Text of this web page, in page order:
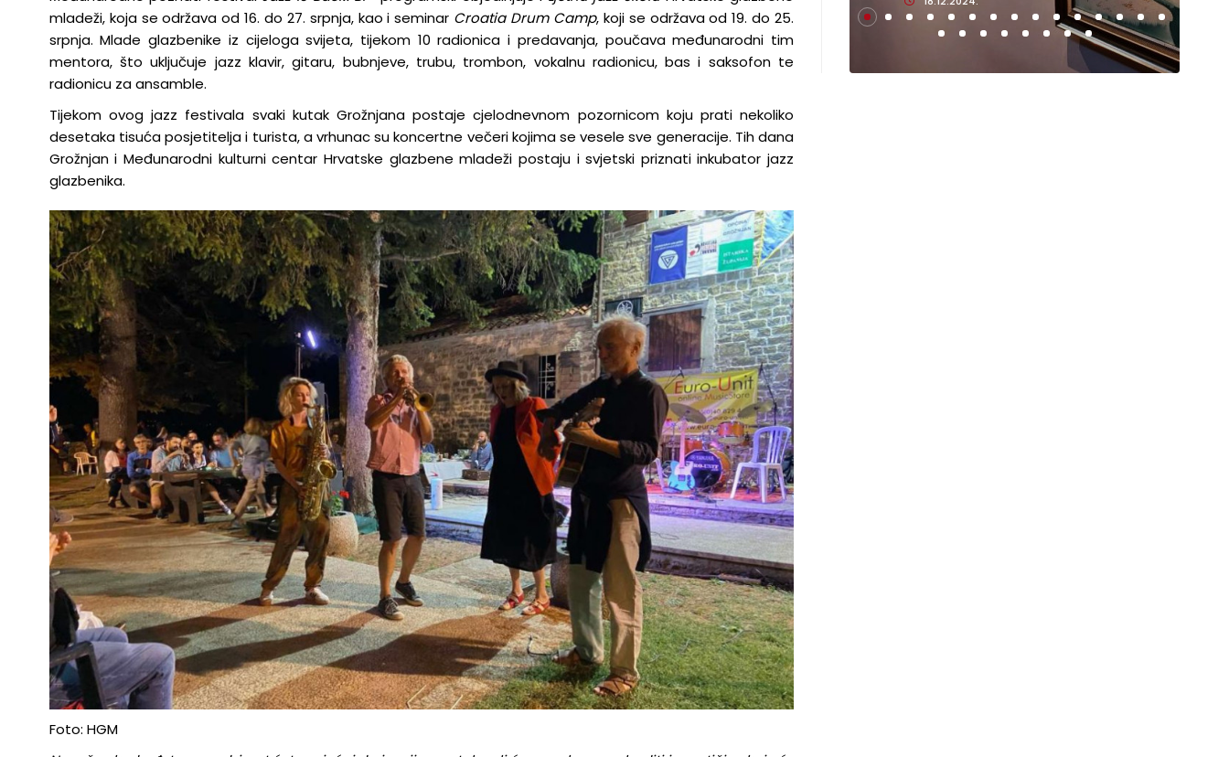
mladeži, koja se održava od 16. do 27. srpnja, kao i seminar Croatia Drum Camp, koji se održava od 19. do 25.
srpnja. Mlade glazbenike iz cijeloga svijeta, tijekom 10 radionica i predavanja, poučava međunarodni tim
mentora, što uključuje jazz klavir, gitaru, bubnjeve, trubu, trombon, vokalnu radionicu, bas i saksofon te
radionicu za ansamble.
Tijekom ovog jazz festivala svaki kutak Grožnjana postaje cjelodnevnom pozornicom koju prati nekoliko
desetaka tisuća posjetitelja i turista, a vrhunac su koncertne večeri kojima se vesele sve generacije. Tih dana
Grožnjan i Međunarodni kulturni centar Hrvatske glazbene mladeži postaju i svjetski priznati inkubator jazz
glazbenika.
Foto: HGM